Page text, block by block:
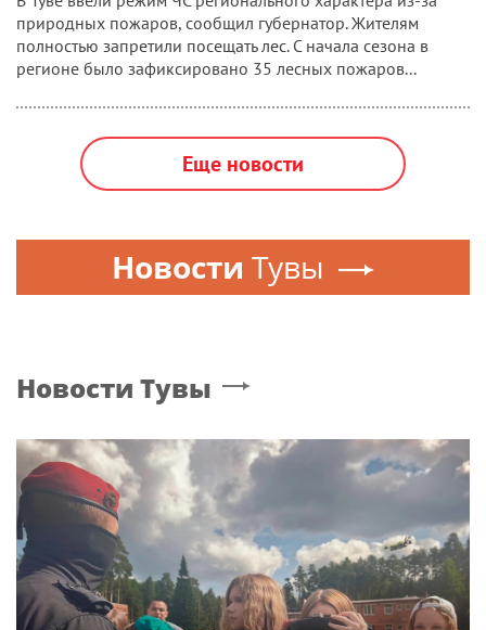
природных пожаров, сообщил губернатор. Жителям
полностью запретили посещать лес. С начала сезона в
регионе было зафиксировано 35 лесных пожаров...
Еще новости
Новости Тувы
Новости Тувы